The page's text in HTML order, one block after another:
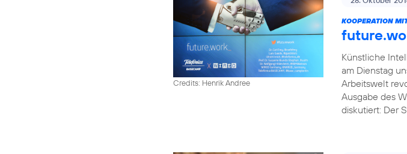
Credits: Henrik Andree
KOOPERATION
Künstliche
am Dienstag
Arbeitswelt
Ausgabe des
diskutiert: Der